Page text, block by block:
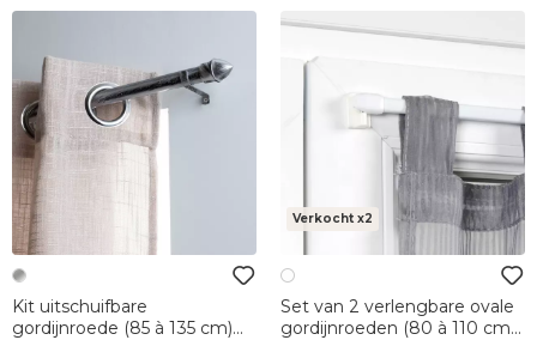
Kit uitschuifbare
gordijnroede (85 à 135 cm)
Verkocht x2
Set van 2 verlengbare ovale
gordijnroeden (80 à 110 cm)